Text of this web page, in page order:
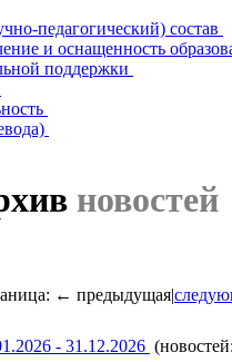
педагогический) состав
и оснащенность
поддержки
новостей
← предыдущая|
- 31.12.2026